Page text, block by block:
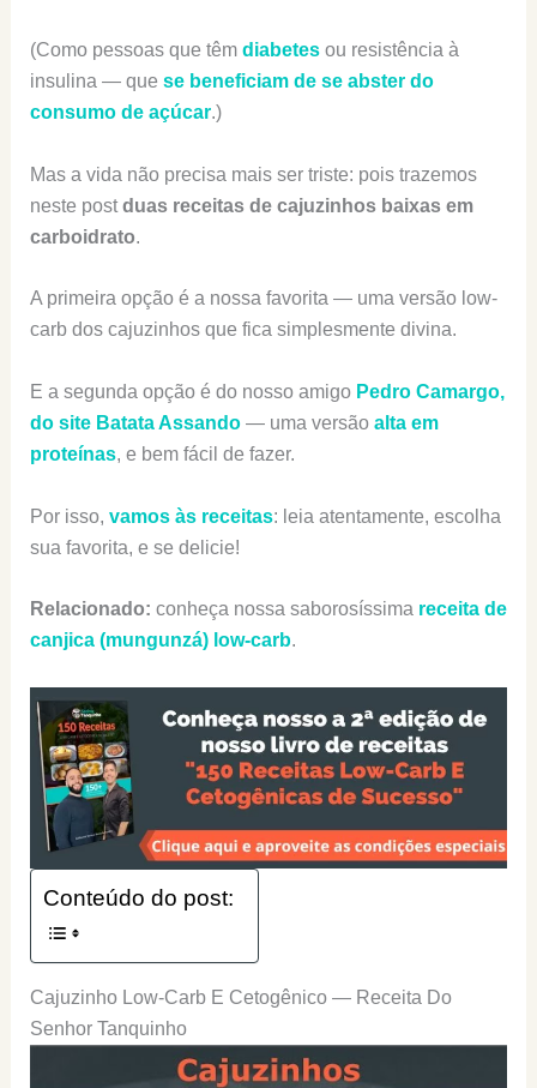
(Como pessoas que têm diabetesou resistência à
insulina — que se beneficiam de se abster do
consumo de açúcar.)
Mas a vida não precisa mais ser triste: pois trazemos
neste postduas receitas de cajuzinhos baixas em
carboidrato.
A primeira opção é a nossa favorita — uma versão low-
carb dos cajuzinhos que fica simplesmente divina.
E a segunda opção é do nosso amigo Pedro Camargo,
do site Batata Assando— uma versão alta em
proteínas, e bem fácil de fazer.
Por isso, vamos às receitas: leia atentamente, escolha
sua favorita, e se delicie!
Relacionado: conheça nossa saborosíssima receita de
canjica (mungunzá) low-carb.
Conteúdo do post:
Cajuzinho Low-Carb E Cetogênico — Receita Do
Senhor Tanquinho